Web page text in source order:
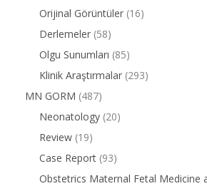
Orijinal Görüntüler (16)
Derlemeler (58)
Olgu Sunumları (85)
Klinik Araştırmalar (293)
MN GORM (487)
Neonatology (20)
Review (19)
Case Report (93)
Obstetrics Maternal Fetal Medicine